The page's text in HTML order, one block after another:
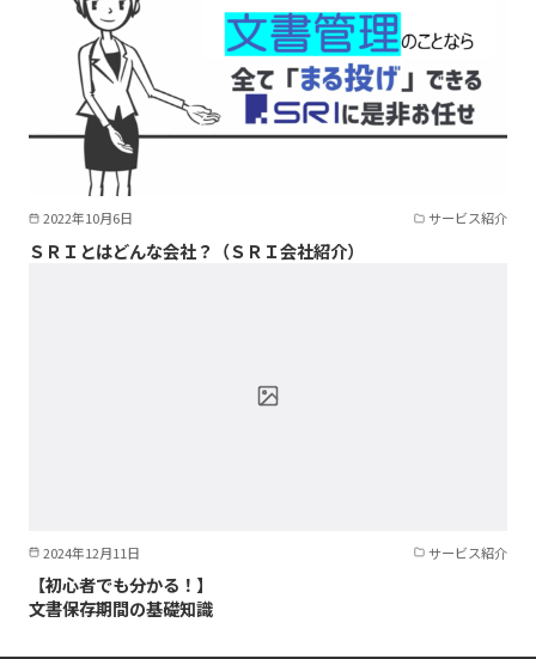
2022年10月6日 サービス紹介
ＳＲＩとはどんな会社？（ＳＲＩ会社紹介）
2024年12月11日 サービス紹介
【初心者でも分かる！】
文書保存期間の基礎知識